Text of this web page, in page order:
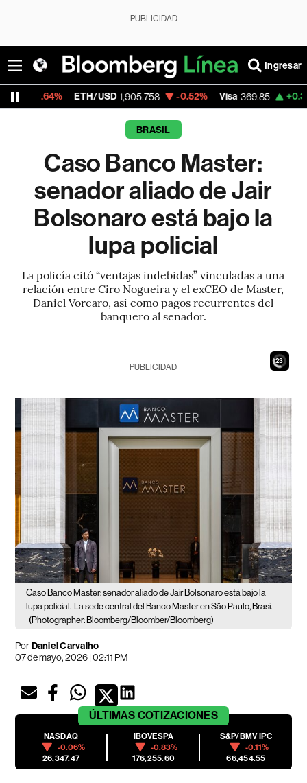
PUBLICIDAD
Ingresar
ETH/USD 1,905.758 -0.52% Visa 369.85 +0.36%
BRASIL
Caso Banco Master:
senador aliado de Jair
Bolsonaro está bajo la
lupa policial
La policía citó “ventajas indebidas” vinculadas a una
relación entre Ciro Nogueira y el exCEO de Master,
Daniel Vorcaro, así como pagos recurrentes del
banquero al senador.
21
PUBLICIDAD
Caso Banco Master: senador aliado de Jair Bolsonaro está bajo la
lupa policial.
La sede central del Banco Master en São Paulo, Brasi.
(Photographer: Bloomberg/Bloomber/Bloomberg)
PorDaniel Carvalho
07 de mayo, 2026 | 02:11 PM
ÚLTIMAS COTIZACIONES
NASDAQ
-0.06%
26,347.47
IBOVESPA
-0.83%
176,255.60
S&P/BMV IPC
-0.11%
66,454.55